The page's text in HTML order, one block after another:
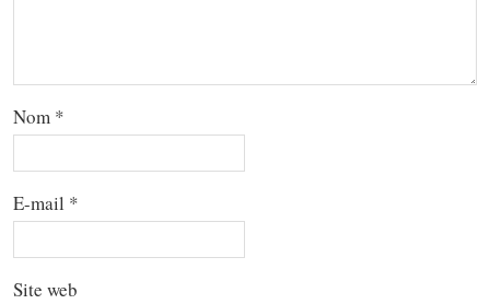
Nom *
E-mail *
Site web